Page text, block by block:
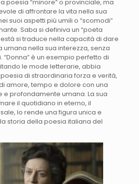
poesia “minore” o provinciale, ma
di affrontare la vita nella sua
suoi aspetti più umili o “scomodi”
Saba si definiva un “poeta
si traduce nella capacità di dare
umana nella sua interezza, senza
“Donna” è un esempio perfetto di
le mode letterarie, abbia
di straordinaria forza e verità,
amore, tempo e dolore con una
e profondamente umana. La sua
il quotidiano in eterno, il
lo rende una figura unica e
storia della poesia italiana del